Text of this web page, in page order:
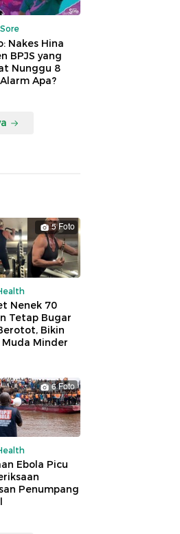
Nakes Hina
BPJS yang
Nunggu 8
Apa?
5 Foto
Nenek 70
Tetap Bugar
Bikin
Muda Minder
6 Foto
Ebola Picu
Penumpang